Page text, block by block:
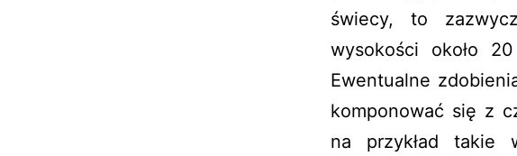
świecy, to
wysokości około
Ewentualne
komponować się z
na przykład takie